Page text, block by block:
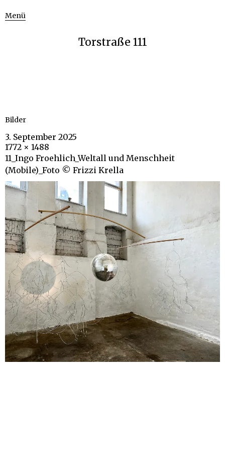
Menü
Torstraße 111
Bilder
3. September 2025
1772 × 1488
11_Ingo Froehlich_Weltall und Menschheit
(Mobile)_Foto © Frizzi Krella